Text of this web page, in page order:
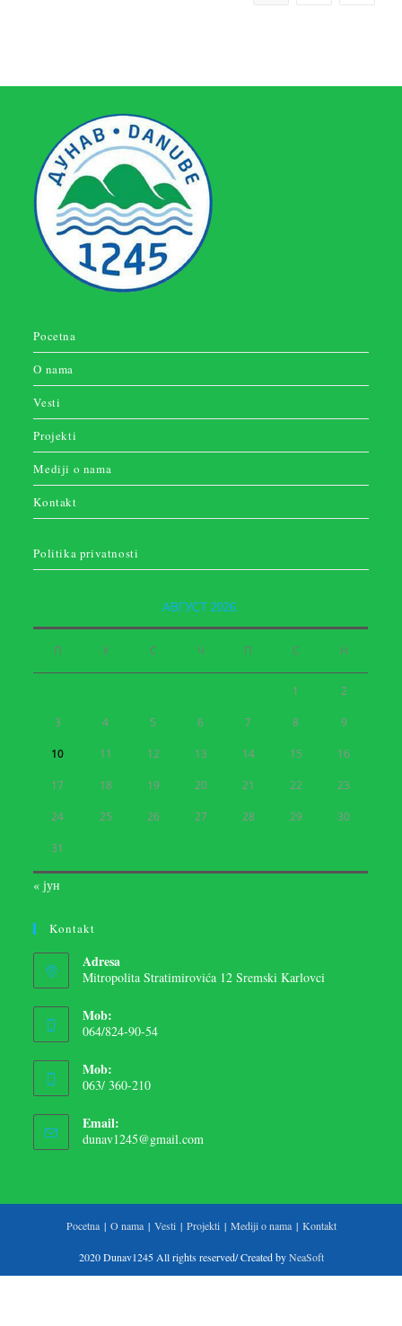
Pocetna
O nama
Vesti
Projekti
Mediji o nama
Kontakt
Politika privatnosti
АВГУСТ 2026.
П У С Ч П С Н
1 2
3 4 5 6 7 8 9
10 11 12 13 14 15 16
17 18 19 20 21 22 23
24 25 26 27 28 29 30
31
« јун
Kontakt
Adresa
Mitropolita Stratimirovića 12 Sremski Karlovci
Mob:
064/824-90-54
Mob:
063/ 360-210
Email:
dunav1245@gmail.com
Pocetna O nama Vesti Projekti Mediji o nama Kontakt
2020 Dunav1245 All rights reserved/ Created byNeaSoft